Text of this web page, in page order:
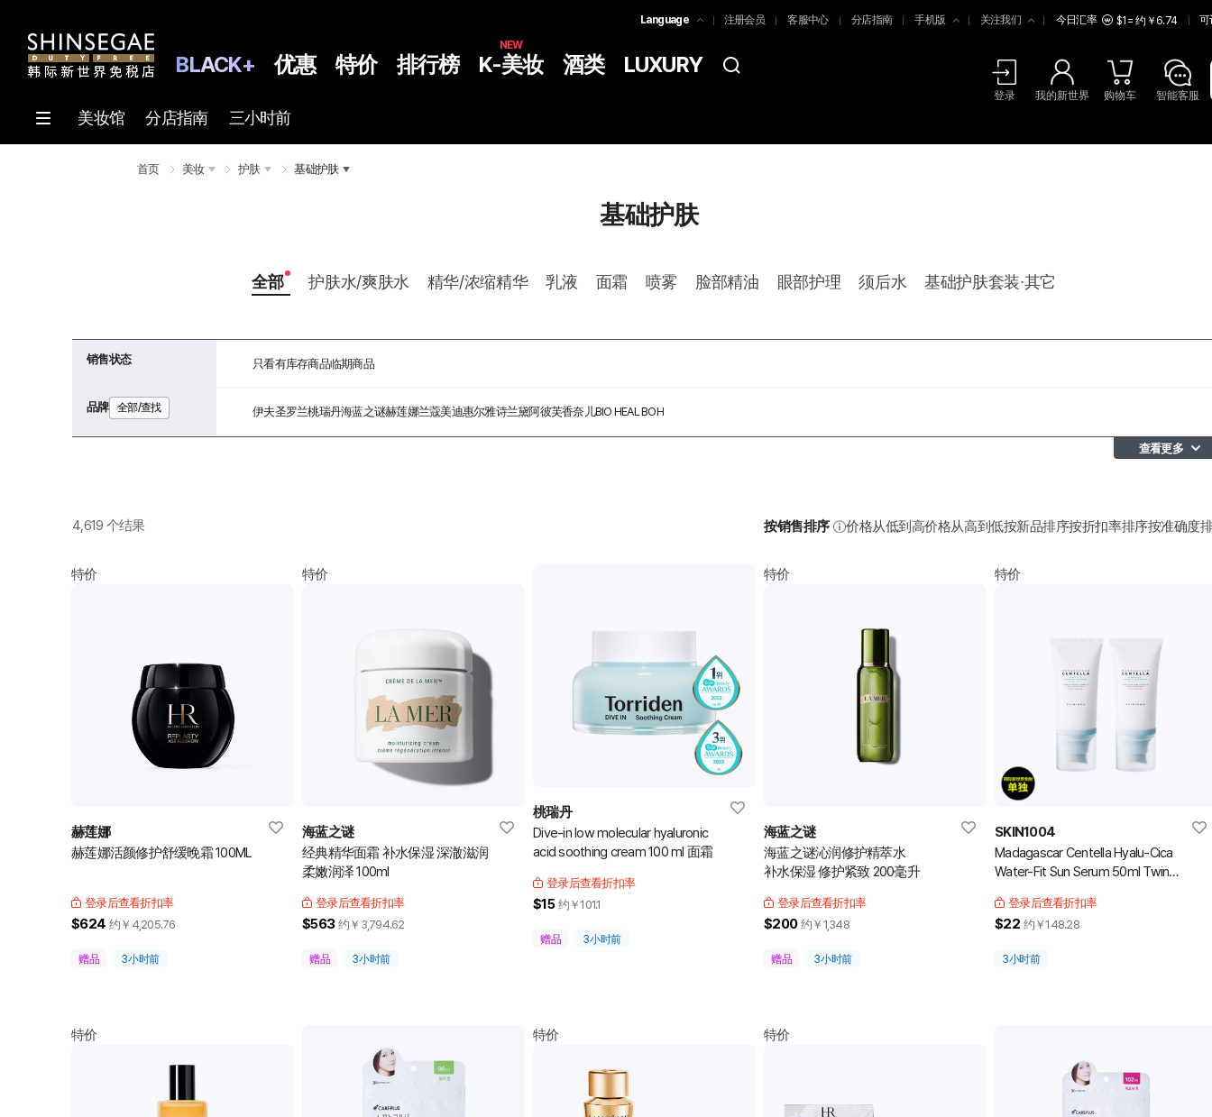
Language
简体中文
注册会员 客服中心 分店指南 手机版 关注我们 今日汇率 $1 = 约￥6.74 可
BLACK+ 优惠 特价 排行榜 K-美妆
NEW
酒类 LUXURY
登录 我的新世界 购物车 智能客服
美妆馆 分店指南 三小时前
首页 美妆 护肤 基础护肤
基础护肤
全部 护肤水/爽肤水 精华/浓缩精华 乳液 面霜 喷雾 脸部精油 眼部护理 须后水 基础护肤套装∙其它
销售状态 只看有库存商品临期商品
品牌 全部/查找 伊夫圣罗兰桃瑞丹海蓝之谜赫莲娜兰蔻美迪惠尔雅诗兰黛阿彼芙香奈儿BIO HEAL BOH
查看更多
4,619 个结果 按销售排序 价格从低到高价格从高到低按新品排序按折扣率排序按准确度
特价
赫莲娜
赫莲娜活颜修护舒缓晚霜 100ML
登录后查看折扣率
$624 约￥ 4,205.76
赠品 3小时前
特价
海蓝之谜
经典精华面霜 补水保湿 深澈滋润
柔嫩润泽 100ml
登录后查看折扣率
$563 约￥ 3,794.62
赠品 3小时前
桃瑞丹
Dive-in low molecular hyaluronic
acid soothing cream 100 ml 面霜
登录后查看折扣率
$15 约￥101.1
赠品 3小时前
特价
海蓝之谜
海蓝之谜沁润修护精萃水
补水保湿 修护紧致 200毫升
登录后查看折扣率
$200 约￥ 1,348
赠品 3小时前
特价
SKIN1004
Madagascar Centella Hyalu-Cica
Water-Fit Sun Serum 50ml Twin
登录后查看折扣率
$22 约￥148.28
3小时前
特价 特价 特价